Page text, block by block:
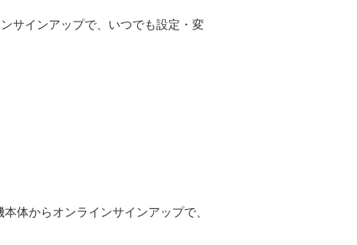
サインアップで、いつでも設定・変
体からオンラインサインアップで、